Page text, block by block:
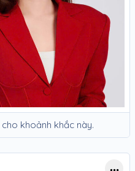
cho khoảnh khắc này.